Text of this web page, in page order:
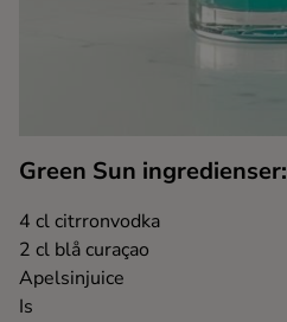
Whisky
Ingredienser
Green Sun ingredienser:
4 cl citrronvodka
2 cl blå curaçao
Apelsinjuice
Is